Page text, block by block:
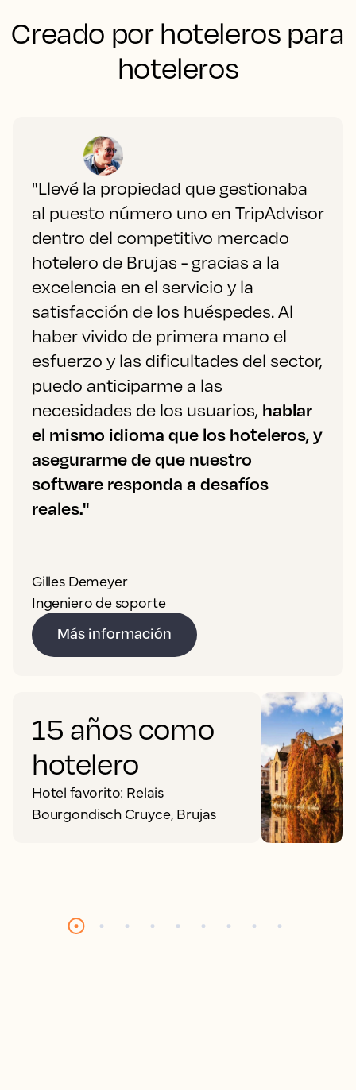
Creado por hoteleros para
hoteleros
"Llevé la propiedad que gestionaba
al puesto número uno en TripAdvisor
dentro del competitivo mercado
hotelero de Brujas - gracias a la
excelencia en el servicio y la
satisfacción de los huéspedes. Al
haber vivido de primera mano el
esfuerzo y las dificultades del sector,
puedo anticiparme a las
necesidades de los usuarios, hablar
el mismo idioma que los hoteleros, y
asegurarme de que nuestro
software responda a desafíos
reales."
Gilles Demeyer
Ingeniero de soporte
Más información
15 años como
hotelero
Hotel favorito: Relais
Bourgondisch Cruyce, Brujas